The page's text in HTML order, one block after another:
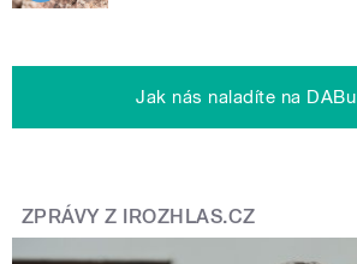
Jak nás naladíte na DABu
ZPRÁVY Z IROZHLAS.CZ